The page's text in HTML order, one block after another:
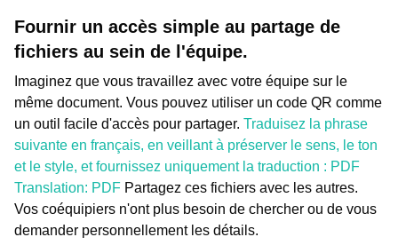
Fournir un accès simple au partage de
fichiers au sein de l'équipe.
Imaginez que vous travaillez avec votre équipe sur le
même document. Vous pouvez utiliser un code QR comme
un outil facile d'accès pour partager. Traduisez la phrase
suivante en français, en veillant à préserver le sens, le ton
et le style, et fournissez uniquement la traduction : PDF
Translation: PDF Partagez ces fichiers avec les autres.
Vos coéquipiers n'ont plus besoin de chercher ou de vous
demander personnellement les détails.